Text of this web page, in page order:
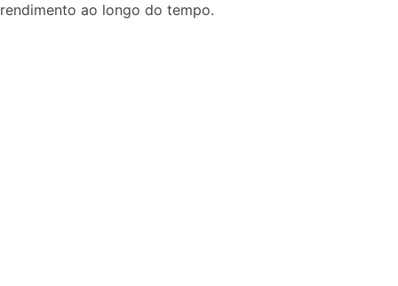
rendimento ao longo do tempo.